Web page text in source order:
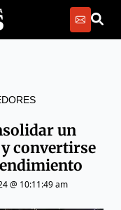
un
convertirse
@ 10:11:49 am